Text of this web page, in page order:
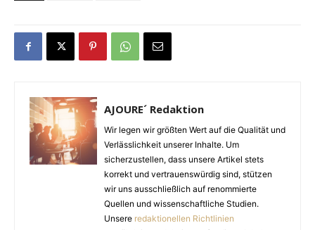
AJOURE´ Redaktion
Wir legen wir größten Wert auf die Qualität und
Verlässlichkeit unserer Inhalte. Um
sicherzustellen, dass unsere Artikel stets
korrekt und vertrauenswürdig sind, stützen
wir uns ausschließlich auf renommierte
Quellen und wissenschaftliche Studien.
Unsere redaktionellen Richtlinien